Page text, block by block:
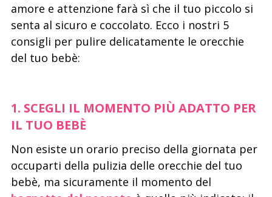
amore e attenzione farà sì che il tuo piccolo si
senta al sicuro e coccolato. Ecco i nostri 5
consigli per pulire delicatamente le orecchie
del tuo bebè:
1. SCEGLI IL MOMENTO PIÙ ADATTO PER
IL TUO BEBÈ
Non esiste un orario preciso della giornata per
occuparti della pulizia delle orecchie del tuo
bebè, ma sicuramente il momento del